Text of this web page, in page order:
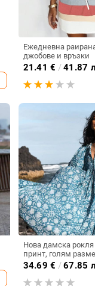
Ежедневна
джобове и връзки
21.41 € /41.87
Нова дамска
принт, голям
ежедневна, със
34.69 € /67.85